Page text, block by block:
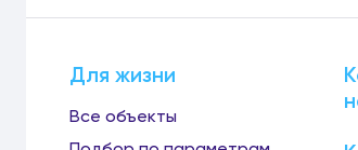
Для жизни
Все объекты